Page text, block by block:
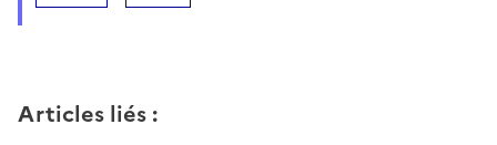
Articles liés :